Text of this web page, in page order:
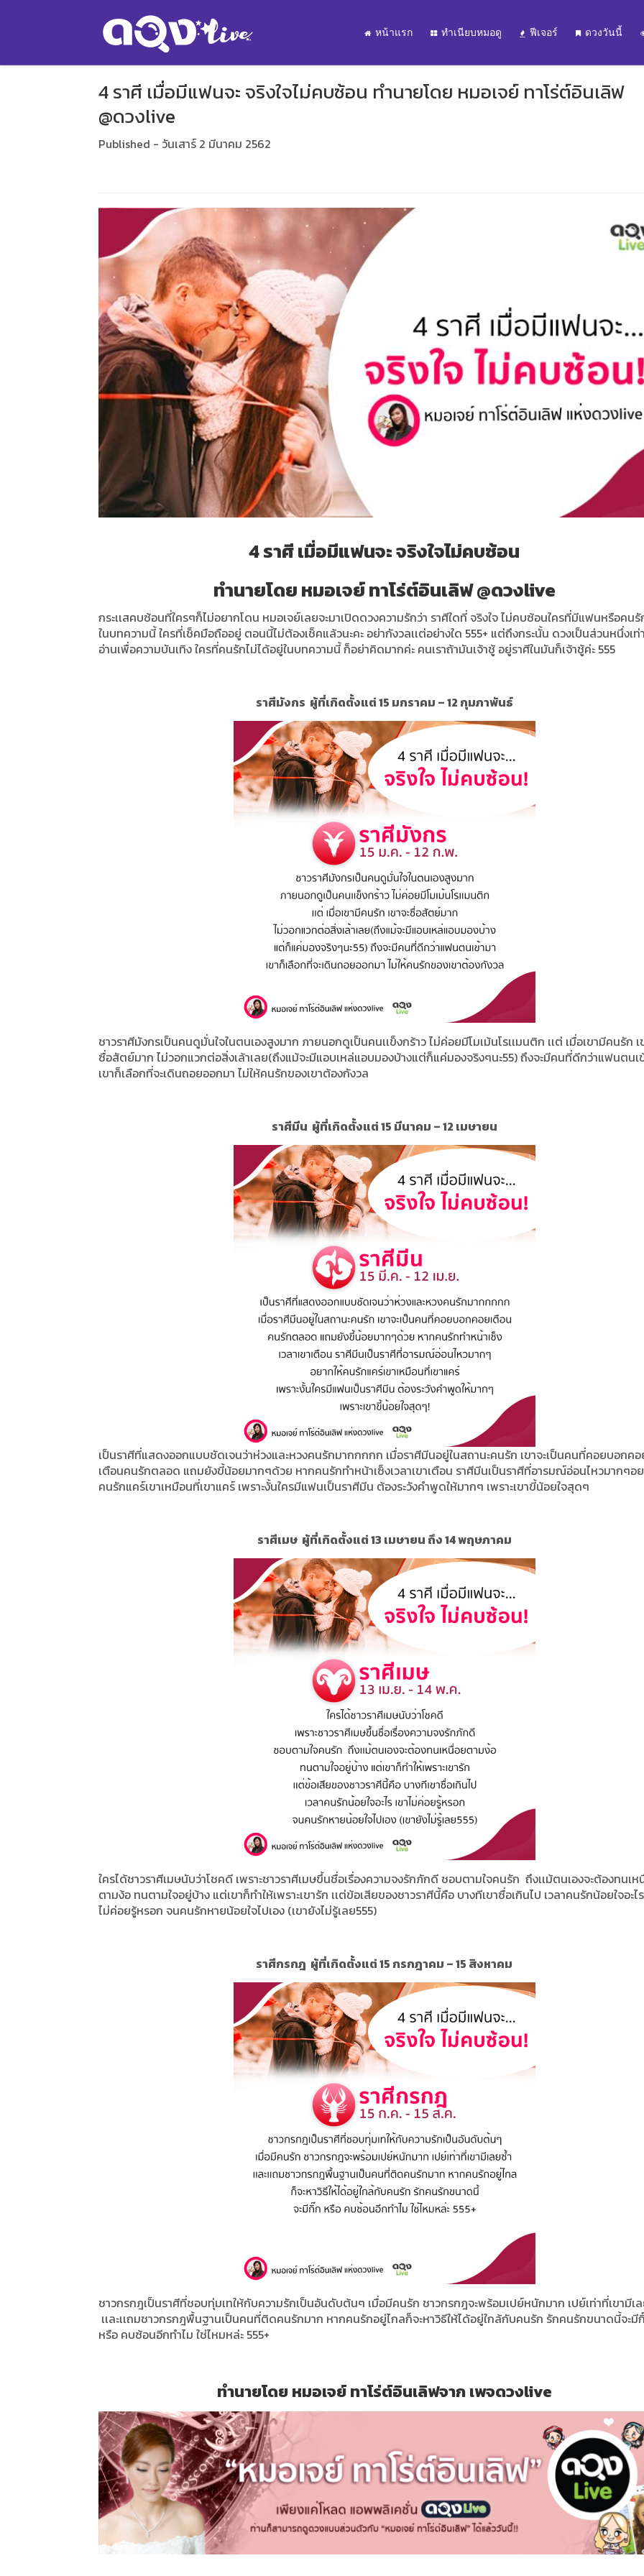
หน้าแรก ทำเนียบหมอดู ฟีเจอร์ ดวงวันนี้
4 ราศี เมื่อมีแฟนจะ จริงใจไม่คบซ้อน ทำนายโดย หมอเจย์ ทาโร่ต์อินเลิฟ
@ดวงlive
Published - วันเสาร์ 2 มีนาคม 2562
4 ราศี เมื่อมีแฟนจะ จริงใจไม่คบซ้อน
ทำนายโดย หมอเจย์ ทาโร่ต์อินเลิฟ @ดวงlive
กระเเสคบซ้อนที่ใครๆก็ไม่อยากโดน หมอเจย์เลยจะมาเปิดดวงความรักว่า ราศีใดที่ จริงใจ ไม่คบซ้อนใครที่มีแฟนหรือคนรั
ในบทความนี้ ใครที่เช็คมือถืออยู่ ตอนนี้ไม่ต้องเช็คแล้วนะคะ อย่ากังวลเเต่อย่างใด 555+ แต่ถึงกระนั้น ดวงเป็นส่วนหนึ่งเท่
อ่านเพื่อความบันเทิง ใครที่คนรักไม่ได้อยู่ในบทความนี้ ก็อย่าคิดมากค่ะ คนเราถ้ามันเจ้าชู้ อยู่ราศีในมันก็เจ้าชู้ค่ะ 555
ราศีมังกร ผู้ที่เกิดตั้งแต่ 15 มกราคม – 12 กุมภาพันธ์
ชาวราศีมังกรเป็นคนดูมั่นใจในตนเองสูงมาก ภายนอกดูเป็นคนเเข็งกร้าว ไม่ค่อยมีโมเม้นโรเเมนติก เเต่ เมื่อเขามีคนรัก เ
ซื่อสัตย์มาก ไม่วอกแวกต่อสิ่งเล้าเลย(ถึงแม้จะมีแอบเหล่แอบมองบ้างแต่ก็แค่มองจริงๆนะ55) ถึงจะมีคนที่ดีกว่าแฟนตนเ
เขาก็เลือกที่จะเดินถอยออกมา ไม่ให้คนรักของเขาต้องกังวล
ราศีมีน ผู้ที่เกิดตั้งแต่ 15 มีนาคม – 12 เมษายน
เป็นราศีที่แสดงออกแบบชัดเจนว่าห่วงและหวงคนรักมากกกกก เมื่อราศีมีนอยู่ในสถานะคนรัก เขาจะเป็นคนที่คอยบอกค
เตือนคนรักตลอด แถมยังขี้น้อยมากๆด้วย หากคนรักทำหน้าเซ็งเวลาเขาเตือน ราศีมีนเป็นราศีที่อารมณ์อ่อนไหวมากๆอ
คนรักแคร์เขาเหมือนที่เขาแคร์ เพราะงั้นใครมีแฟนเป็นราศีมีน ต้องระวังคำพูดให้มากๆ เพราะเขาขี้น้อยใจสุดๆ
ราศีเมษ ผู้ที่เกิดตั้งแต่ 13 เมษายน ถึง 14 พฤษภาคม
ใครได้ชาวราศีเมษนับว่าโชคดี เพราะชาวราศีเมษขึ้นชื่อเรื่องความจงรักภักดี ชอบตามใจคนรัก ถึงเเม้ตนเองจะต้องทนเห
ตามง้อ ทนตามใจอยู่บ้าง แต่เขาก็ทำให้เพราะเขารัก เเต่ข้อเสียของชาวราศีนี้คือ บางทีเขาซื่อเกินไป เวลาคนรักน้อยใจอะไ
ไม่ค่อยรู้หรอก จนคนรักหายน้อยใจไปเอง (เขายังไม่รู้เลย555)
ราศีกรกฎ ผู้ที่เกิดตั้งแต่ 15 กรกฎาคม – 15 สิงหาคม
ชาวกรกฎเป็นราศีที่ชอบทุ่มเทให้กับความรักเป็นอันดับต้นๆ เมื่อมีคนรัก ชาวกรกฎจะพร้อมเปย์หนักมาก เปย์เท่าที่เขามีเ
เเละเเถมชาวกรกฎพื้นฐานเป็นคนที่ติดคนรักมาก หากคนรักอยู่ไกลก็จะหาวิธีให้ได้อยู่ใกล้กับคนรัก รักคนรักขนาดนี้จะมี
หรือ คบซ้อนอีกทำไม ใช่ไหมหล่ะ 555+
ทำนายโดย หมอเจย์ ทาโร่ต์อินเลิฟจาก เพจดวงlive